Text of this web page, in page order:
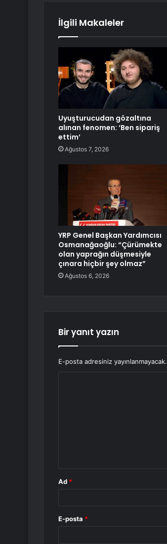
İlgili Makaleler
Uyuşturucudan gözaltına
alınan fenomen: ‘Ben sipariş
ettim’
Ağustos 7, 2026
YRP Genel Başkan Yardımcısı
Osmanağaoğlu: “Çürümekte
olan yaprağın düşmesiyle
çınara hiçbir şey olmaz”
Ağustos 6, 2026
Bir yanıt yazın
E-posta adresiniz yayınlanmayacak.
Ad *
E-posta *